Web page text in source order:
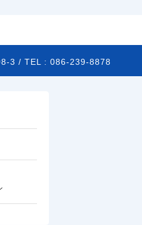
3 / TEL : 086-239-8878